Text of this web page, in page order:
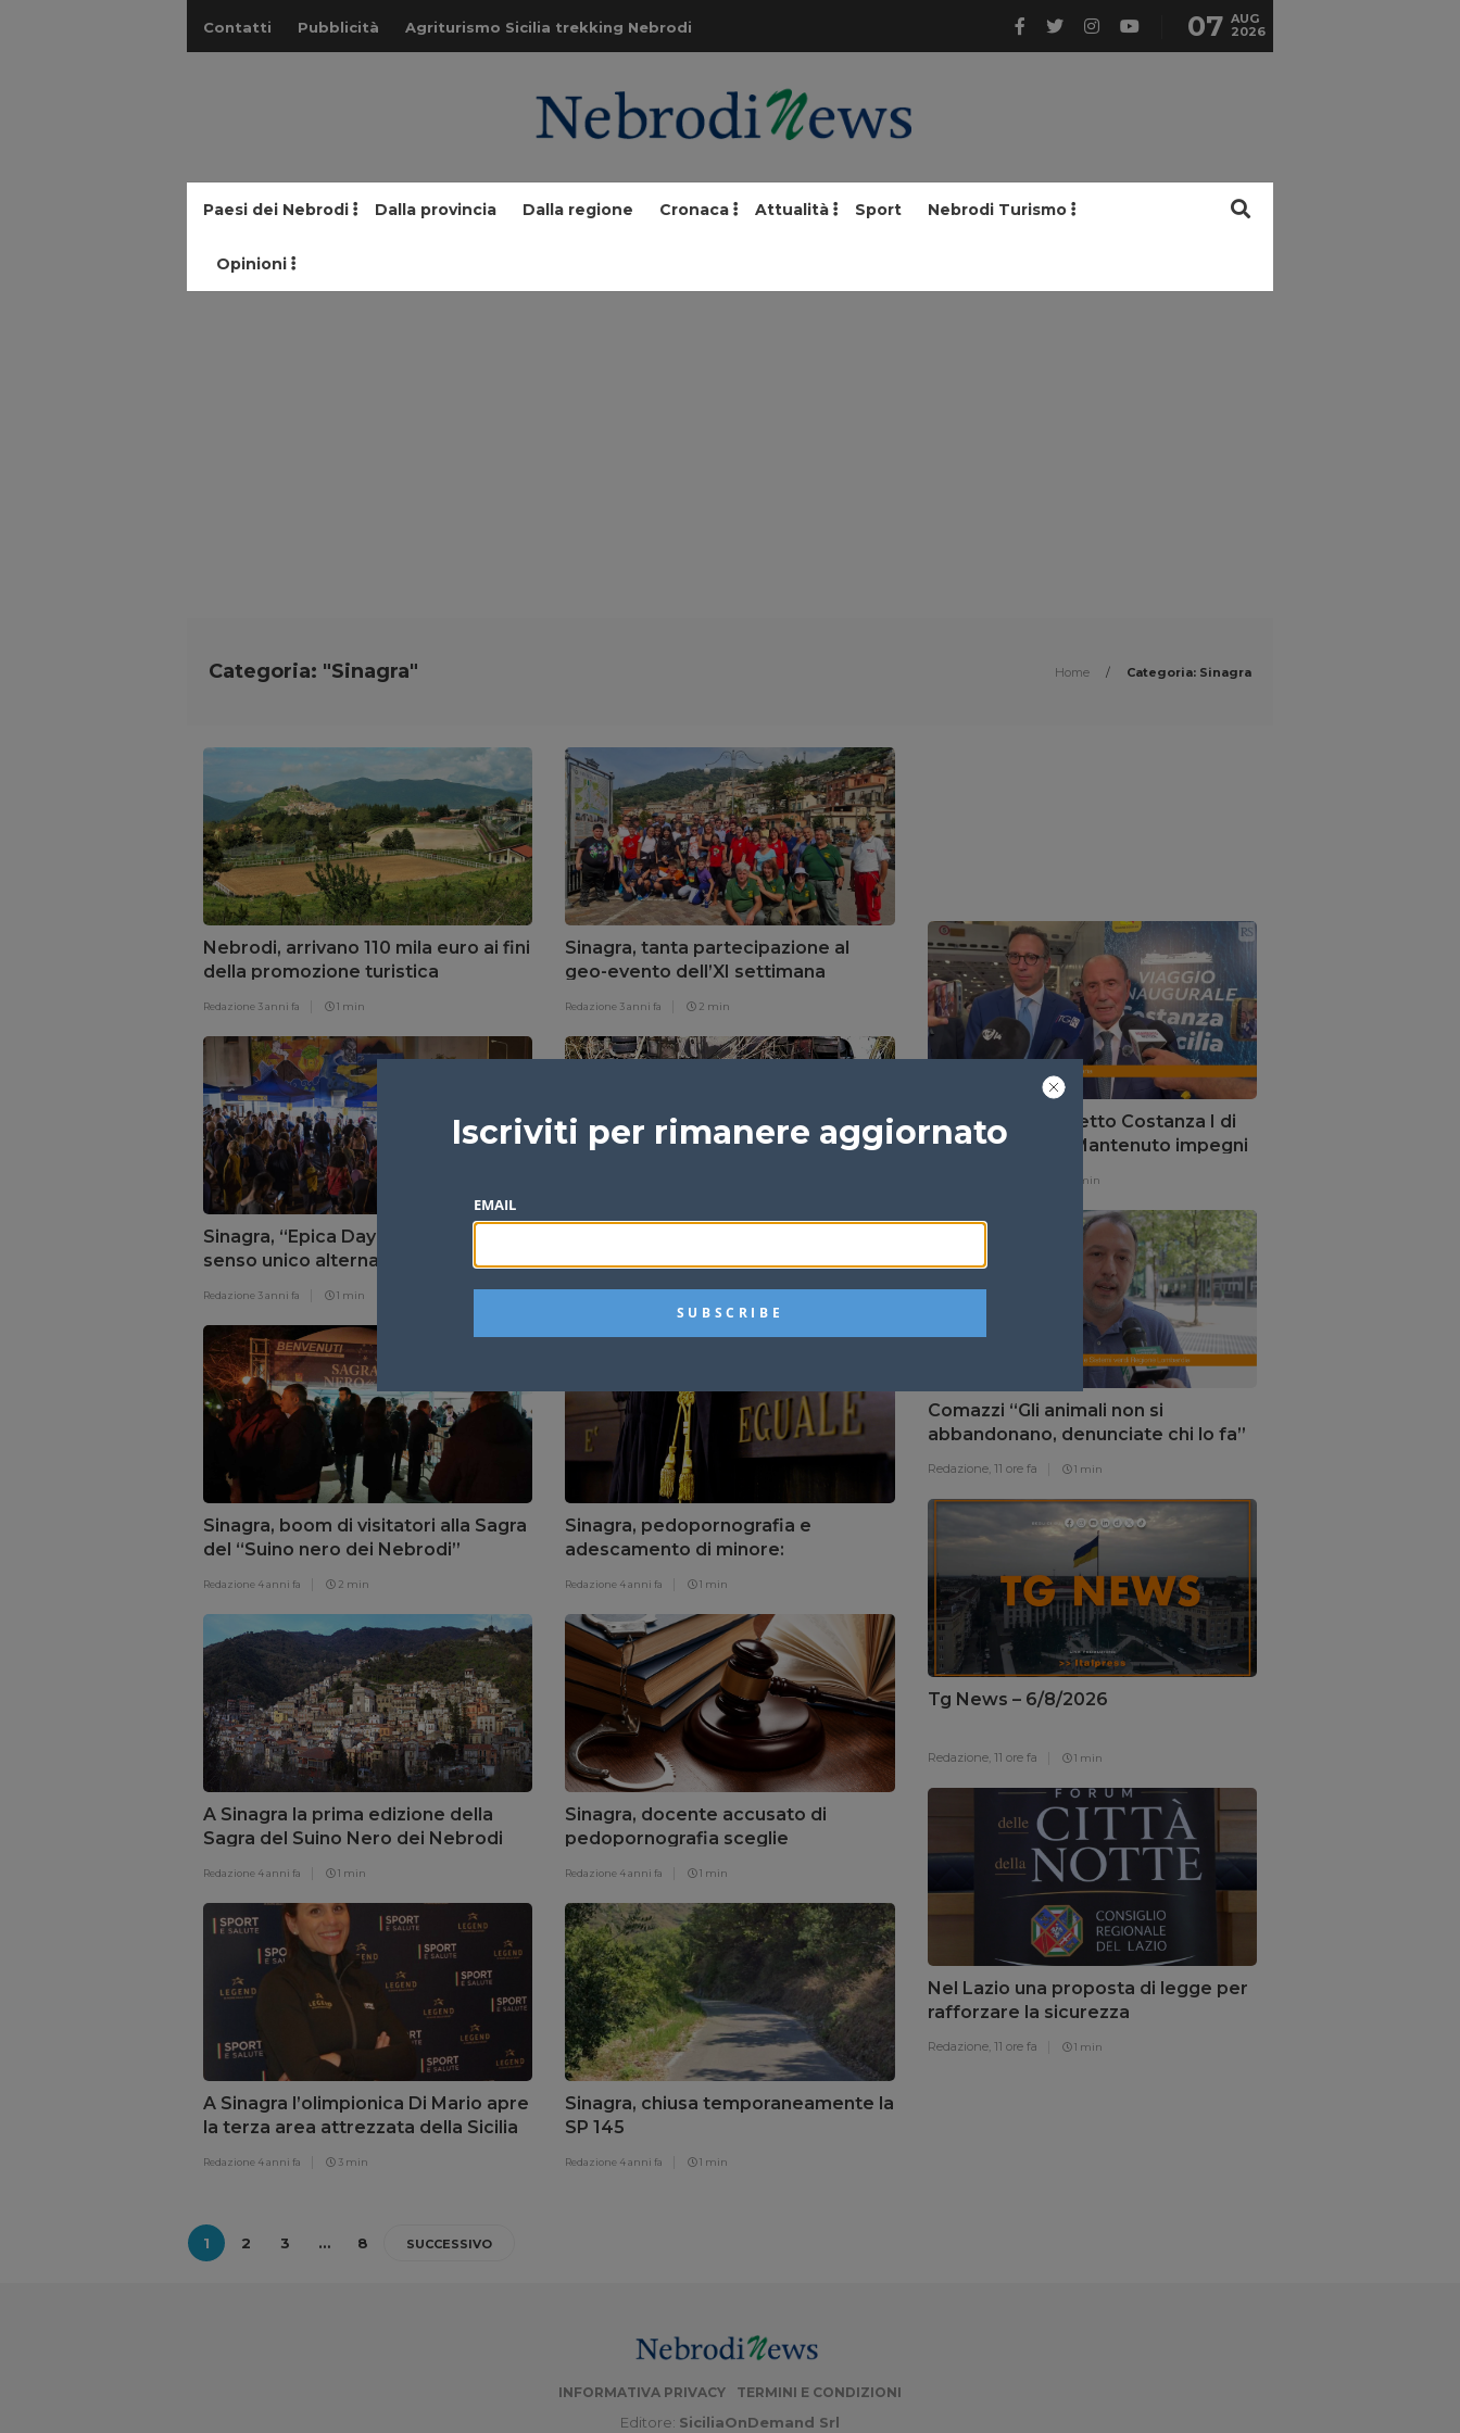
Contatti Pubblicità Agriturismo Sicilia trekking Nebrodi 07 AUG
2026
Paesi dei Nebrodi Dalla provincia Dalla regione Cronaca Attualità Sport Nebrodi Turismo
Opinioni
Categoria: "Sinagra" Home / Categoria: Sinagra
Nebrodi, arrivano 110 mila euro ai fini
della promozione turistica
Redazione 3 anni fa 1 min
Sinagra, tanta partecipazione al
geo-evento dell’XI settimana
Redazione 3 anni fa 2 min
Sinagra, “Epica Day”: 12 e 13 agosto
senso unico alternato sulle SP 146A
Redazione 3 anni fa 1 min
Sinagra, boom di visitatori alla Sagra
del “Suino nero dei Nebrodi”
Redazione 4 anni fa 2 min
Sinagra, pedopornografia e
adescamento di minore:
Redazione 4 anni fa 1 min
A Sinagra la prima edizione della
Sagra del Suino Nero dei Nebrodi
Redazione 4 anni fa 1 min
Sinagra, docente accusato di
pedopornografia sceglie
Redazione 4 anni fa 1 min
A Sinagra l’olimpionica Di Mario apre
la terza area attrezzata della Sicilia
Redazione 4 anni fa 3 min
Sinagra, chiusa temporaneamente la
SP 145
Redazione 4 anni fa 1 min
1 2 3 … 8 SUCCESSIVO
Inaugurato traghetto Costanza I di
Sicilia, Schifani “Mantenuto impegni
1 min
Comazzi “Gli animali non si
abbandonano, denunciate chi lo fa”
Redazione, 11 ore fa 1 min
Tg News – 6/8/2026
Redazione, 11 ore fa 1 min
Nel Lazio una proposta di legge per
rafforzare la sicurezza
Redazione, 11 ore fa 1 min
INFORMATIVA PRIVACY TERMINI E CONDIZIONI
Editore: SiciliaOnDemand Srl
Iscriviti per rimanere aggiornato
EMAIL